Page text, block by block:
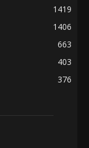
1419
1406
663
403
376